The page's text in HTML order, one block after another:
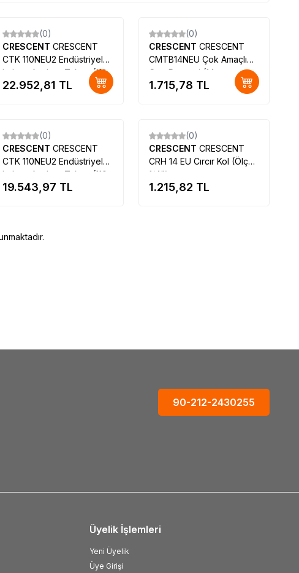
(0)
CRESCENT CRESCENT
CTK 110NEU2 Endüstriyel
Lokma Anahtar Takımı (110
Parça, Metrik)
22.952,81 TL
(0)
CRESCENT CRESCENT
CMTB14NEU Çok Amaçlı
Cep Pensesi (14
Fonksiyonlu)
1.715,78 TL
(0)
CRESCENT CRESCENT
CTK 110NEU2 Endüstriyel
Lokma Anahtar Takımı (110
Parça, Metrik)
19.543,97 TL
(0)
CRESCENT CRESCENT
CRH 14 EU Cırcır Kol (Ölçü
1/4")
1.215,82 TL
90-212-2430255
Üyelik İşlemleri
Yeni Üyelik
Üye Girişi